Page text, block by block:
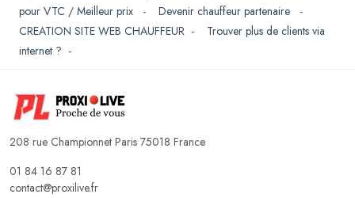
pour VTC / Meilleur prix
- Devenir chauffeur partenaire
-
CREATION SITE WEB CHAUFFEUR - Trouver plus de clients via
internet ? -
208 rue Championnet Paris 75018 France
01 84 16 87 81
contact@proxilive.fr